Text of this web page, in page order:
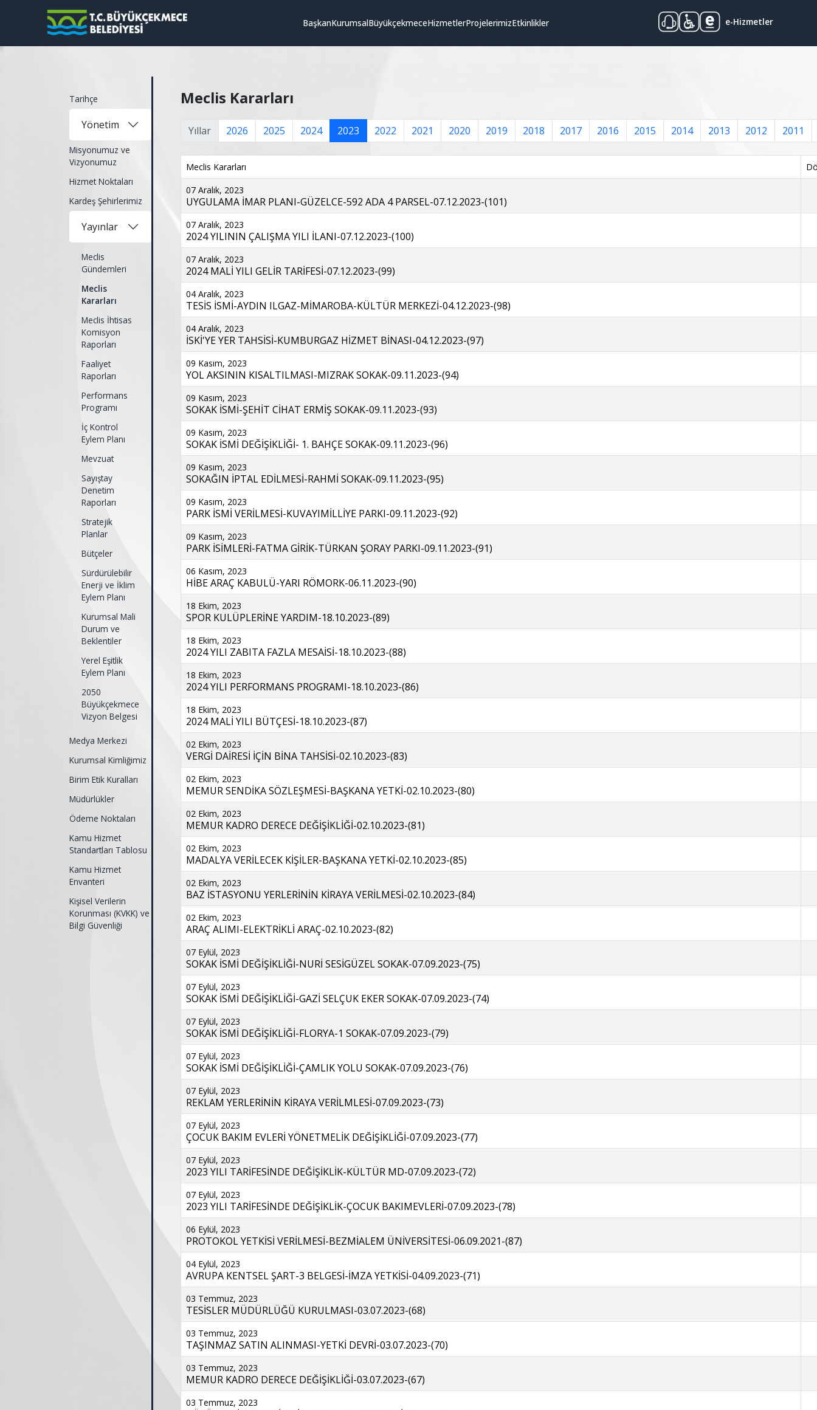
BaşkanKurumsalBüyükçekmeceHizmetlerProjelerimizEtkinlikler e-Hizmetler
Tarihçe
Yönetim
Misyonumuz ve
Vizyonumuz
Hizmet Noktaları
Kardeş Şehirlerimiz
Yayınlar
Meclis
Gündemleri
Meclis
Kararları
Meclis İhtisas
Komisyon
Raporları
Faaliyet
Raporları
Performans
Programı
İç Kontrol
Eylem Planı
Mevzuat
Sayıştay
Denetim
Raporları
Stratejik
Planlar
Bütçeler
Sürdürülebilir
Enerji ve İklim
Eylem Planı
Kurumsal Mali
Durum ve
Beklentiler
Yerel Eşitlik
Eylem Planı
2050
Büyükçekmece
Vizyon Belgesi
Medya Merkezi
Kurumsal Kimliğimiz
Birim Etik Kuralları
Müdürlükler
Ödeme Noktaları
Kamu Hizmet
Standartları Tablosu
Kamu Hizmet
Envanteri
Kişisel Verilerin
Korunması (KVKK) ve
Bilgi Güvenliği
Meclis Kararları
Yıllar 2026 2025 2024 2023 2022 2021 2020 2019 2018 2017 2016 2015 2014 2013 2012 2011
Meclis Kararları
07 Aralık, 2023
UYGULAMA İMAR PLANI-GÜZELCE-592 ADA 4 PARSEL-07.12.2023-(101)
07 Aralık, 2023
2024 YILININ ÇALIŞMA YILI İLANI-07.12.2023-(100)
07 Aralık, 2023
2024 MALİ YILI GELİR TARİFESİ-07.12.2023-(99)
04 Aralık, 2023
TESİS İSMİ-AYDIN ILGAZ-MİMAROBA-KÜLTÜR MERKEZİ-04.12.2023-(98)
04 Aralık, 2023
İSKİ'YE YER TAHSİSİ-KUMBURGAZ HİZMET BİNASI-04.12.2023-(97)
09 Kasım, 2023
YOL AKSININ KISALTILMASI-MIZRAK SOKAK-09.11.2023-(94)
09 Kasım, 2023
SOKAK İSMİ-ŞEHİT CİHAT ERMİŞ SOKAK-09.11.2023-(93)
09 Kasım, 2023
SOKAK İSMİ DEĞİŞİKLİĞİ- 1. BAHÇE SOKAK-09.11.2023-(96)
09 Kasım, 2023
SOKAĞIN İPTAL EDİLMESİ-RAHMİ SOKAK-09.11.2023-(95)
09 Kasım, 2023
PARK İSMİ VERİLMESİ-KUVAYIMİLLİYE PARKI-09.11.2023-(92)
09 Kasım, 2023
PARK İSİMLERİ-FATMA GİRİK-TÜRKAN ŞORAY PARKI-09.11.2023-(91)
06 Kasım, 2023
HİBE ARAÇ KABULÜ-YARI RÖMORK-06.11.2023-(90)
18 Ekim, 2023
SPOR KULÜPLERİNE YARDIM-18.10.2023-(89)
18 Ekim, 2023
2024 YILI ZABITA FAZLA MESAİSİ-18.10.2023-(88)
18 Ekim, 2023
2024 YILI PERFORMANS PROGRAMI-18.10.2023-(86)
18 Ekim, 2023
2024 MALİ YILI BÜTÇESİ-18.10.2023-(87)
02 Ekim, 2023
VERGİ DAİRESİ İÇİN BİNA TAHSİSİ-02.10.2023-(83)
02 Ekim, 2023
MEMUR SENDİKA SÖZLEŞMESİ-BAŞKANA YETKİ-02.10.2023-(80)
02 Ekim, 2023
MEMUR KADRO DERECE DEĞİŞİKLİĞİ-02.10.2023-(81)
02 Ekim, 2023
MADALYA VERİLECEK KİŞİLER-BAŞKANA YETKİ-02.10.2023-(85)
02 Ekim, 2023
BAZ İSTASYONU YERLERİNİN KİRAYA VERİLMESİ-02.10.2023-(84)
02 Ekim, 2023
ARAÇ ALIMI-ELEKTRİKLİ ARAÇ-02.10.2023-(82)
07 Eylül, 2023
SOKAK İSMİ DEĞİŞİKLİĞİ-NURİ SESİGÜZEL SOKAK-07.09.2023-(75)
07 Eylül, 2023
SOKAK İSMİ DEĞİŞİKLİĞİ-GAZİ SELÇUK EKER SOKAK-07.09.2023-(74)
07 Eylül, 2023
SOKAK İSMİ DEĞİŞİKLİĞİ-FLORYA-1 SOKAK-07.09.2023-(79)
07 Eylül, 2023
SOKAK İSMİ DEĞİŞİKLİĞİ-ÇAMLIK YOLU SOKAK-07.09.2023-(76)
07 Eylül, 2023
REKLAM YERLERİNİN KİRAYA VERİLMLESİ-07.09.2023-(73)
07 Eylül, 2023
ÇOCUK BAKIM EVLERİ YÖNETMELİK DEĞİŞİKLİĞİ-07.09.2023-(77)
07 Eylül, 2023
2023 YILI TARİFESİNDE DEĞİŞİKLİK-KÜLTÜR MD-07.09.2023-(72)
07 Eylül, 2023
2023 YILI TARİFESİNDE DEĞİŞİKLİK-ÇOCUK BAKIMEVLERİ-07.09.2023-(78)
06 Eylül, 2023
PROTOKOL YETKİSİ VERİLMESİ-BEZMİALEM ÜNİVERSİTESİ-06.09.2021-(87)
04 Eylül, 2023
AVRUPA KENTSEL ŞART-3 BELGESİ-İMZA YETKİSİ-04.09.2023-(71)
03 Temmuz, 2023
TESİSLER MÜDÜRLÜĞÜ KURULMASI-03.07.2023-(68)
03 Temmuz, 2023
TAŞINMAZ SATIN ALINMASI-YETKİ DEVRİ-03.07.2023-(70)
03 Temmuz, 2023
MEMUR KADRO DERECE DEĞİŞİKLİĞİ-03.07.2023-(67)
03 Temmuz, 2023